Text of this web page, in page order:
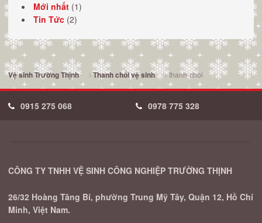
Mới nhất(1)
Tin Tức(2)
Vệ sinh Trường Thịnh Thanh chổi vệ sinh thanh-choi
0915 275 068 0978 775 328
CÔNG TY TNHH VỆ SINH CÔNG NGHIỆP TRƯỜNG THỊNH
26/32 Hoàng Tăng Bí, phường Trung Mỹ Tây, Quận 12, Hồ Chí
Minh, Việt Nam.